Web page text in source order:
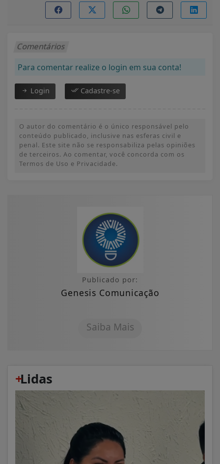
Comentários
Para comentar realize o login em sua conta!
Login Cadastre-se
O autor do comentário é o único responsável pelo
conteúdo publicado, inclusive nas esferas civil e
penal. Este site não se responsabiliza pelas opiniões
de terceiros. Ao comentar, você concorda com os
Termos de Uso e Privacidade.
Publicado por:
Genesis Comunicação
Saiba Mais
+
Lidas